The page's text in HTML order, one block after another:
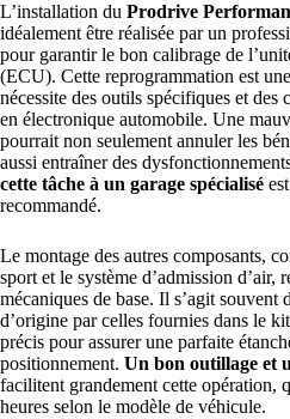
L’installation du Prodrive
idéalement être réalisée par un
pour garantir le bon calibrage de
(ECU). Cette reprogrammation est
nécessite des outils spécifiques et des
en électronique automobile. Une
pourrait non seulement annuler les
aussi entraîner des
cette tâche à un garage spécialisé
recommandé.
Le montage des autres composants,
sport et le système d’admission d’air,
mécaniques de base. Il s’agit souvent
d’origine par celles fournies dans le
précis pour assurer une parfaite
positionnement. Un bon outillage et
facilitent grandement cette opération,
heures selon le modèle de véhicule.